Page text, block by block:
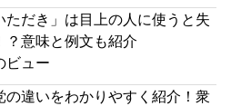
ただき」は目上の人に使うと失
？意味と例文も紹介
ビュー
の違いをわかりやすく紹介！衆